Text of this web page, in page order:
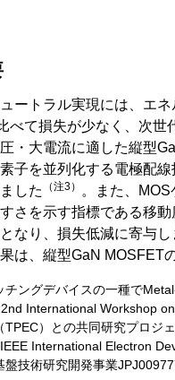
ートラル実現には、エネ
べて損失が少なく、次世
・大電流に適した縦型
子を並列化する電極配
した
（注3）
。また、
さを示す指標である移
なり、損失低減に寄与し
は、縦型GaN MOSFET
チングデバイスの一種で
International Workshop
TPEC）との共同研究プロジ
International Electron
盤技術研究開発事業